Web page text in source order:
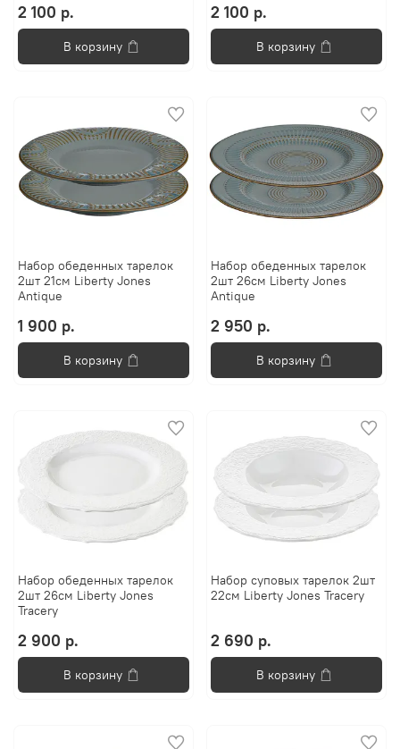
2 100 р.
В корзину
2 100 р.
В корзину
Набор обеденных тарелок
2шт 21см Liberty Jones
Antique
1 900 р.
В корзину
Набор обеденных тарелок
2шт 26см Liberty Jones
Antique
2 950 р.
В корзину
Набор обеденных тарелок
2шт 26см Liberty Jones
Tracery
2 900 р.
В корзину
Набор суповых тарелок 2шт
22см Liberty Jones Tracery
2 690 р.
В корзину